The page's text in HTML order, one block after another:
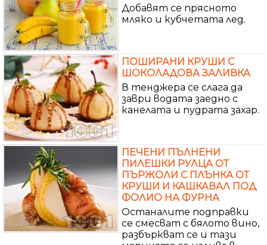
Добавят се прясното
мляко и кубчетата лед.
ПОШИРАНИ КРУШИ С
ШОКОЛАДОВА ЗАЛИВКА
В тенджера се слага да
заври водата заедно с
канелата и пудрата захар.
ПЕЧЕНИ ПЪЛНЕНИ
ПИЛЕШКИ РУЛЦА ОТ
ПЪРЖОЛИ С ПЛЪНКА ОТ
КРУШИ И КАШКАВАЛ ПОД
ФОЛИО НА ФУРНА
Останалите подправки
се смесват с бялото вино,
разбъркват се и тази